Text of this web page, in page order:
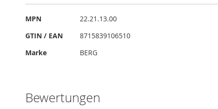
Mehr
MPN
22.21.13.00
GTIN / EAN
8715839106510
Marke
BERG
Bewertungen